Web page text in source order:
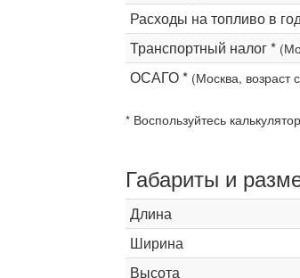
Расходы на топливо в
Транспортный налог *
ОСАГО * (Москва, возраст
* Воспользуйтесь
Габариты и
Длина
Ширина
Высота